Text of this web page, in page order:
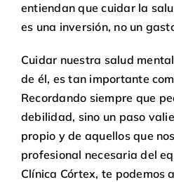
entiendan que cuidar la
es una inversión, no un
Cuidar nuestra salud
de él, es tan importante
Recordando siempre que
debilidad, sino un paso
propio y de aquellos que
profesional necesaria del
Clínica Córtex, te podemos